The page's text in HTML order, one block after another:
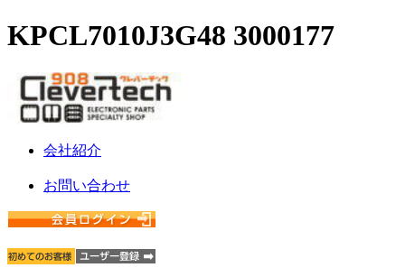
KPCL7010J3G48 3000177
会社紹介
お問い合わせ